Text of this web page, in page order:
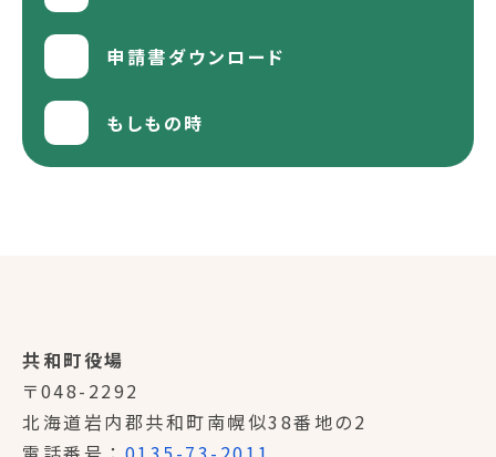
申請書ダウンロード
もしもの時
共和町役場
〒048-2292
北海道岩内郡共和町南幌似38番地の2